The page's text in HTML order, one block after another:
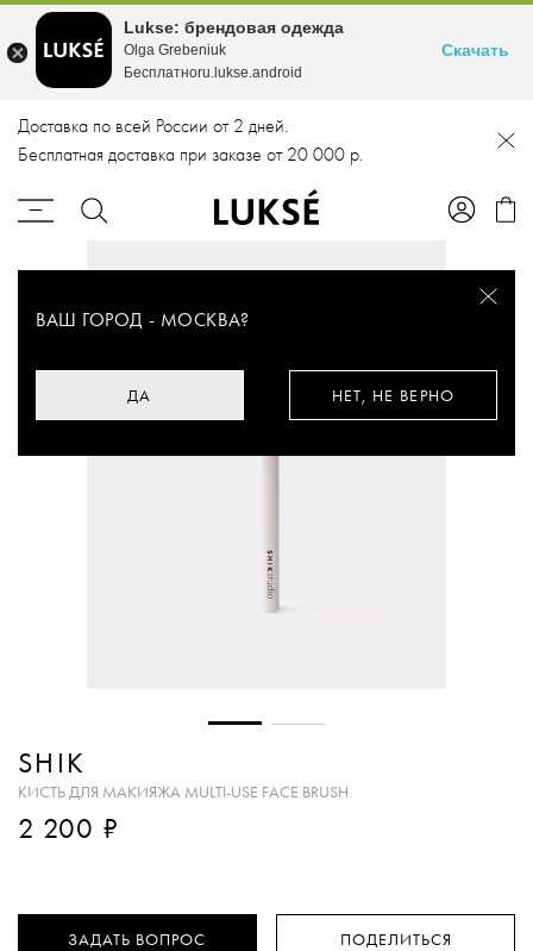
Доставка по всей России от 2 дней.
Бесплатная доставка при заказе от 20 000 р.
ВАШ ГОРОД - МОСКВА?
ДА НЕТ, НЕ ВЕРНО
SHIK
КИСТЬ ДЛЯ МАКИЯЖА MULTI-USE FACE BRUSH
2 200 ₽
ЗАДАТЬ ВОПРОС ПОДЕЛИТЬСЯ
Lukse: брендовая одежда
Olga Grebeniuk
Бесплатноru.lukse.android
Скачать